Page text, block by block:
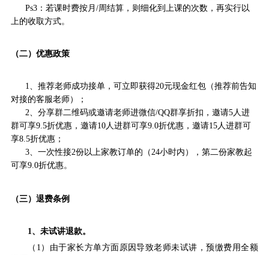
Ps3：若课时费按月/周结算，则细化到上课的次数，再实行以
上的收取方式。
（二）优惠政策
1、推荐老师成功接单，可立即获得20元现金红包（推荐前告知
对接的客服老师）；
2、分享群二维码或邀请老师进微信/QQ群享折扣，邀请5人进
群可享9.5折优惠，邀请10人进群可享9.0折优惠，邀请15人进群可
享8.5折优惠；
3、一次性接2份以上家教订单的（24小时内），第二份家教起
可享9.0折优惠。
（三）退费条例
1、未试讲退款。
（1）由于家长方单方面原因导致老师未试讲，预缴费用全额